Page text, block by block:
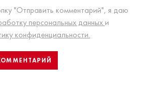
"Отправить комментарий", я даю
персональных данных и
конфиденциальности.